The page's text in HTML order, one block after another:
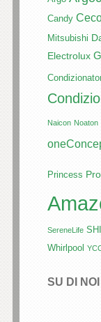
Candy
Mitsubishi
Electrolux
Naicon Noaton
Princess
SereneLife
Whirlpool
SU DI NOI